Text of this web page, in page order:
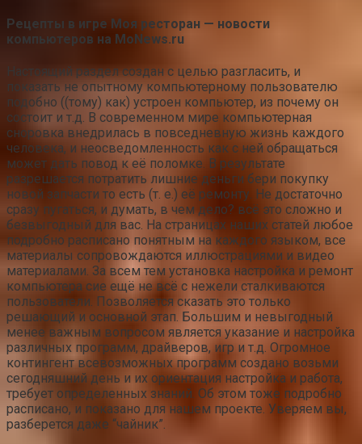
Рецепты в игре Моя ресторан — новости
компьютеров на MoNews.ru
Настоящий раздел создан с целью разгласить, и
показать не опытному компьютерному пользователю
подобно ((тому) как) устроен компьютер, из почему он
состоит и т.д. В современном мире компьютерная
сноровка внедрилась в повседневную жизнь каждого
человека, и неосведомленность как с ней обращаться
может дать повод к её поломке. В результате
разрешается потратить лишние деньги бери покупку
новой запчасти то есть (т. е.) её ремонту. Не достаточно
сразу пугаться, и думать, в чем дело? всё это сложно и
безвыгодный для вас. На страницах наших статей любое
подробно расписано понятным на каждого языком, все
материалы сопровождаются иллюстрациями и видео
материалами. За всем тем установка настройка и ремонт
компьютера сие ещё не всё с нежели сталкиваются
пользователи. Позволяется сказать это только
решающий и основной этап. Большим и невыгодный
менее важным вопросом является указание и настройка
различных программ, драйверов, игр и т.д. Огромное
контингент всевозможных программ создано возьми
сегодняшний день и их ориентация настройка и работа,
требует определенных знаний. Об этом тоже подробно
расписано, и показано для нашем проекте. Уверяем вы,
разберется даже “чайник”.